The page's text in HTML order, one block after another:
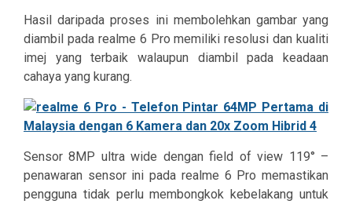
Hasil daripada proses ini membolehkan gambar yang
diambil pada realme 6 Pro memiliki resolusi dan kualiti
imej yang terbaik walaupun diambil pada keadaan
cahaya yang kurang.
Sensor 8MP ultra wide dengan field of view 119° –
penawaran sensor ini pada realme 6 Pro memastikan
pengguna tidak perlu membongkok kebelakang untuk